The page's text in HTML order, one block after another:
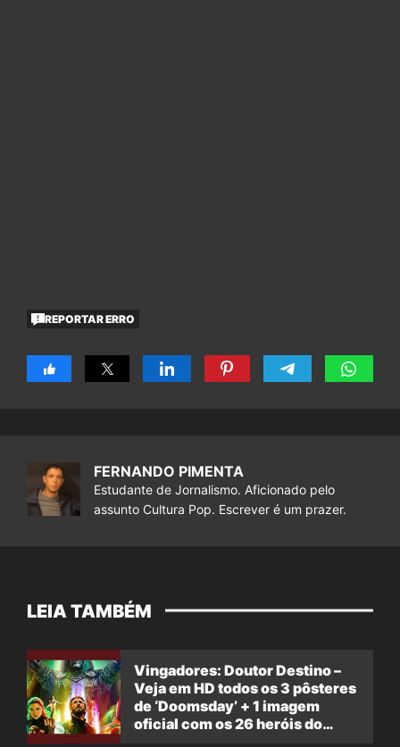
REPORTAR ERRO
FERNANDO PIMENTA
Estudante de Jornalismo. Aficionado pelo
assunto Cultura Pop. Escrever é um prazer.
LEIA TAMBÉM
Vingadores: Doutor Destino –
Veja em HD todos os 3 pôsteres
de ‘Doomsday’ + 1 imagem
oficial com os 26 heróis do